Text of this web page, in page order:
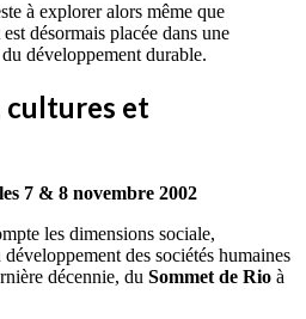
à explorer alors même que
désormais placée dans une
développement durable.
cultures et
7 & 8 novembre 2002
les dimensions sociale,
des sociétés humaines
décennie, du Sommet de Rio à